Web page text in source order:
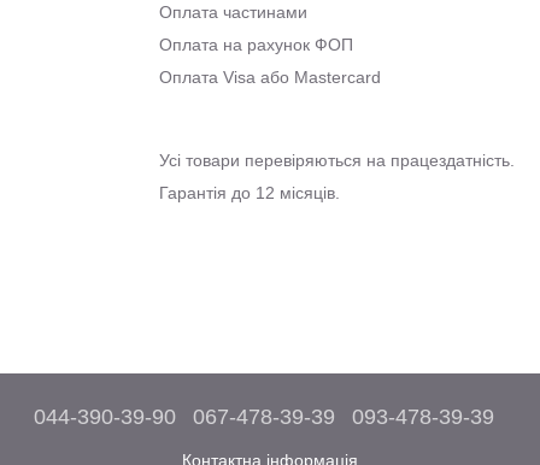
Оплата частинами
Оплата на рахунок ФОП
Оплата Visa або Mastercard
Усі товари перевіряються на працездатність.
Гарантія до 12 місяців.
044-390-39-90 067-478-39-39 093-478-39-39
Контактна інформація